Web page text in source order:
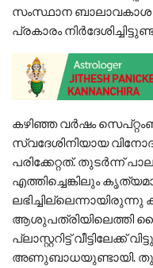
സംസ്ഥാന ബാലാവകാശ
പ്രകാരം
കഴിഞ്ഞ വര്‍ഷം
സ്വദേശിനിയായ
പരിക്കേറ്റത്. തുടര്‍ന്ന്
എത്തിച്ചെങ്കിലും
ലഭിച്ചില്ലെന്നായിരുന്നു
ആശുപത്രിയിലെത്തി
പ്ലാസ്റ്ററിട്ട് വീട്ടിലേക്ക്
അണുബാധയുണ്ടായി.